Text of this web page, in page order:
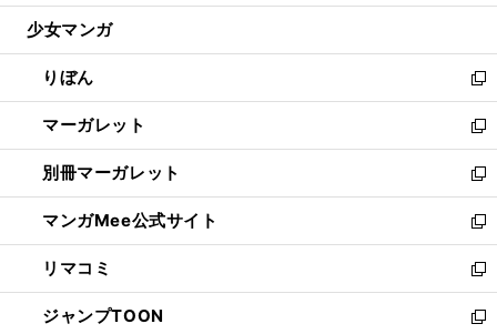
開
ウ
開
く
ン
ウ
で
開
く
ウ
ン
ド
ウ
で
開
く
し
ウ
ィ
ン
ド
ウ
で
開
く
少女マンガ
りぼん
新
し
い
ウ
ィ
ン
ド
ウ
で
開
く
マーガレット
新
し
い
ウ
ィ
ン
ド
ウ
で
別冊マーガレット
新
し
い
ウ
ィ
ン
ド
マンガMee公式サイト
新
し
い
ウ
ィ
リマコミ
新
し
い
ジャンプTOON
新